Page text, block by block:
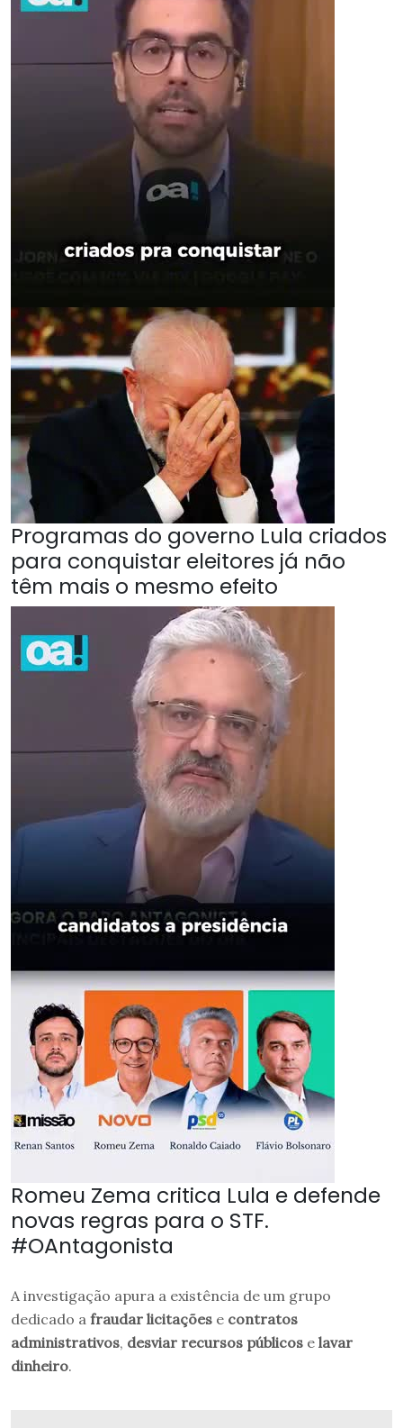
Programas do governo Lula criados
para conquistar eleitores já não
têm mais o mesmo efeito
Romeu Zema critica Lula e defende
novas regras para o STF.
#OAntagonista
A investigação apura a existência de um grupo
dedicado a fraudar licitações e contratos
administrativos, desviar recursos públicos e lavar
dinheiro.